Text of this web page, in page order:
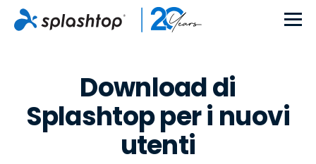
Download di
Splashtop per i nuovi
utenti